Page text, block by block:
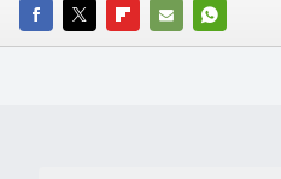
FACEBOOK
TWITTERFLIPBOARD
E-
WHATSAPP